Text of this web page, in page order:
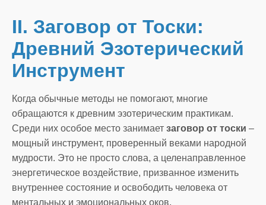
II. Заговор от Тоски:
Древний Эзотерический
Инструмент
Когда обычные методы не помогают, многие
обращаются к древним эзотерическим практикам.
Среди них особое место занимает заговор от тоски –
мощный инструмент, проверенный веками народной
мудрости. Это не просто слова, а целенаправленное
энергетическое воздействие, призванное изменить
внутреннее состояние и освободить человека от
ментальных и эмоциональных оков.